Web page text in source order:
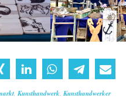
, Kunsthandwerk, Kunsthandwerker